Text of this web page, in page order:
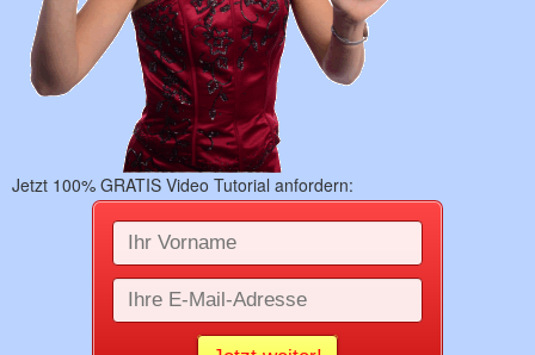
Jetzt 100% GRATIS Video Tutorial anfordern: